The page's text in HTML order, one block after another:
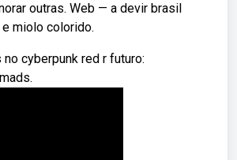
outras. Web — a devir brasil
miolo colorido.
cyberpunk red r futuro: